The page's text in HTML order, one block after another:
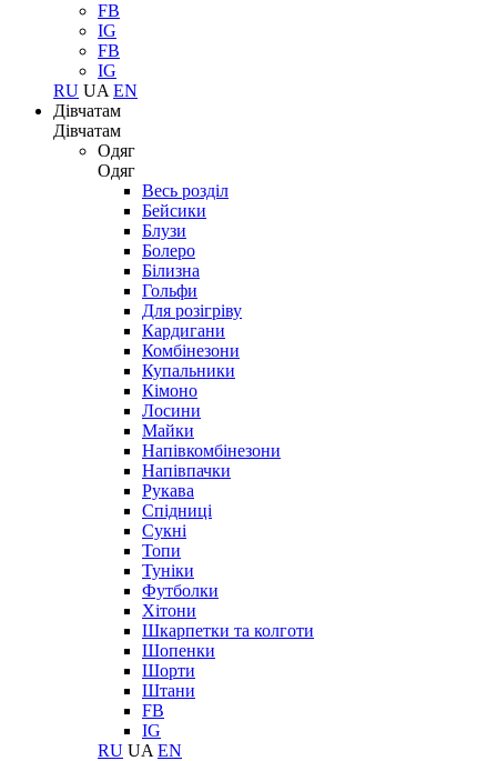
FB
IG
FB
IG
RU UA EN
Дівчатам
Дівчатам
Одяг
Одяг
Весь розділ
Бейсики
Блузи
Болеро
Білизна
Гольфи
Для розігріву
Кардигани
Комбінезони
Купальники
Кімоно
Лосини
Майки
Напівкомбінезони
Напівпачки
Рукава
Спідниці
Сукні
Топи
Туніки
Футболки
Хітони
Шкарпетки та колготи
Шопенки
Шорти
Штани
FB
IG
RU UA EN